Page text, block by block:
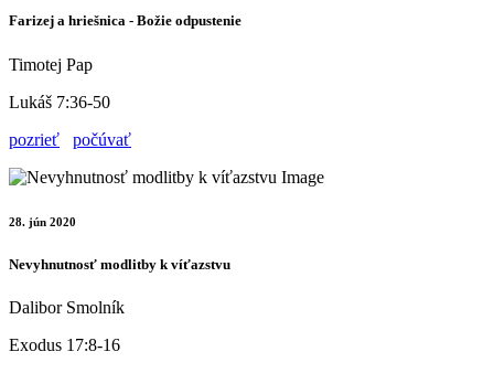
Farizej a hriešnica - Božie odpustenie
Timotej Pap
Lukáš 7:36-50
pozrieť
počúvať
28. jún 2020
Nevyhnutnosť modlitby k víťazstvu
Dalibor Smolník
Exodus 17:8-16